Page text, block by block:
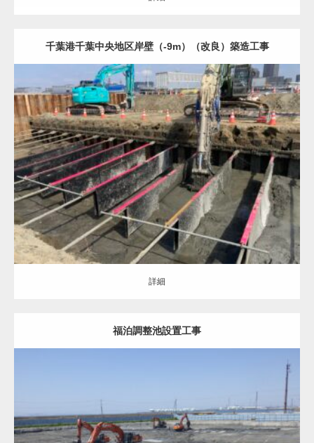
千葉港千葉中央地区岸壁（-9m）（改良）築造工事
地盤改良（ALL） 液状化対策
詳細
詳細
福泊調整池設置工事
地盤改良（ALL） 調整池の基礎